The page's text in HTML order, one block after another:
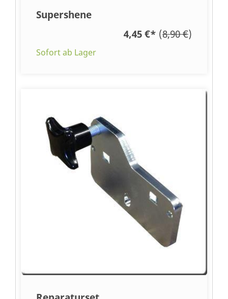
Supershene
4,45 €* (8,90 €)
Sofort ab Lager